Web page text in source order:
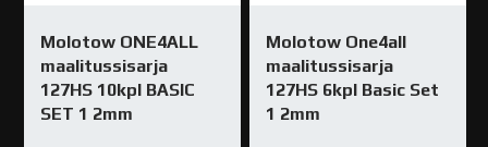
Molotow ONE4ALL
maalitussisarja
127HS 10kpl BASIC
SET 1 2mm
Molotow One4all
maalitussisarja
127HS 6kpl Basic Set
1 2mm